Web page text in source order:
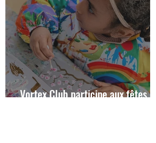
Vortex Club participe aux fêtes